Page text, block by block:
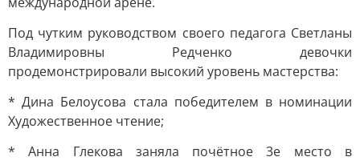
Под чутким руководством своего педагога Светланы
Владимировны Редченко девочки
продемонстрировали высокий уровень мастерства:
* Дина Белоусова стала победителем в номинации
Художественное чтение;
* Анна Глекова заняла почётное 3е место в